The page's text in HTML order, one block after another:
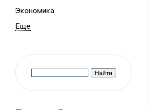
Экономика